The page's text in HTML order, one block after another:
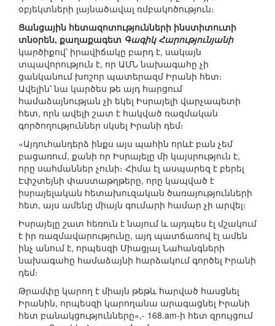
օբյեկտների լայնածավալ ռմբակոծություն։
Ցանցային հետազոտությունների ինստիտուտի
տնօրեն, քաղաքագետ Գագիկ Հարությունյանի
կարծիքով՝ իրավիճակը բարդ է, սակայն
տպավորություն է, որ ԱՄՆ նախագահը չի
ցանկանում խոշոր պատերազմ Իրանի հետ։
Ավելին՝ նա կարծես թե այդ հարցում
համաձայնության չի եկել Իսրայելի վարչապետի
հետ, որն ավելի շատ է հակված ռազմական
գործողություններ սկսել Իրանի դեմ։
«Այդուհանդերձ ինքս այս պահին որևէ բան չեմ
բացառում, քանի որ Իսրայելը մի կայսրություն է,
որը սահմաններ չունի։ Հիմա էլ ասպարեզ է բերել
Էփշտեյնի փաստաթղթերը, որը կապված է
իսրայելական հետախուզական ծառայությունների
հետ, այս ամենը միայն գումարի համար չի արվել։
Իսրայելը շատ հեռուն է նայում և այդպես էլ մշակում
է իր ռազմավարությունը, այդ պատճառով էլ ամեն
ինչ անում է, որպեսզի Միացյալ Նահանգների
նախագահը համաձայնի հարձակում գործել Իրանի
դեմ։
Թրամփը կարող է միայն թեթև հարված հասցնել
Իրանին, որպեսզի կարողանա արագացնել Իրանի
հետ բանակցությունները»,- 168.am-ի հետ զրույցում